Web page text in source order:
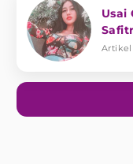
Usai
Artikel